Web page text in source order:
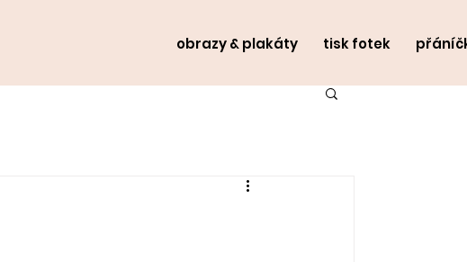
obrazy & plakáty tisk fotek